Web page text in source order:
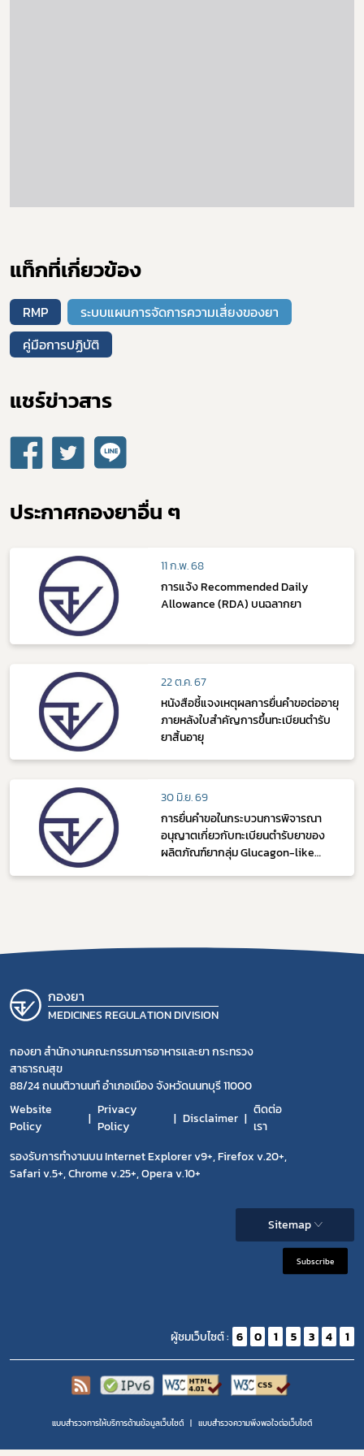
แท็กที่เกี่ยวข้อง
RMP
ระบบแผนการจัดการความเสี่ยงของยา
คู่มือการปฏิบัติ
แชร์ข่าวสาร​
ประกาศกองยาอื่น ๆ
11 ก.พ. 68
การแจ้ง Recommended Daily
Allowance (RDA) บนฉลากยา
22 ต.ค. 67
หนังสือชี้แจงเหตุผลการยื่นคำขอต่ออายุ
ภายหลังใบสำคัญการขึ้นทะเบียนตำรับ
ยาสิ้นอายุ
30 มิ.ย. 69
การยื่นคำขอในกระบวนการพิจารณา
อนุญาตเกี่ยวกับทะเบียนตำรับยาของ
ผลิตภัณฑ์ยากลุ่ม Glucagon-like
กองยา
MEDICINES REGULATION DIVISION
กองยา สำนักงานคณะกรรมการอาหารและยา กระทรวง
สาธารณสุข
88/24 ถนนติวานนท์ อำเภอเมือง จังหวัดนนทบุรี 11000
Website
Policy
Privacy
Policy
Disclaimer
ติดต่อ
เรา
รองรับการทำงานบน Internet Explorer v9+, Firefox v.20+,
Safari v.5+, Chrome v.25+, Opera v.10+
Sitemap
Subscribe
ผู้ชมเว็บไซต์ : 6 0 1 5 3 4 1
แบบสำรวจการให้บริการด้านข้อมูลเว็บไซต์ แบบสำรวจความพีงพอใจต่อเว็บไซต์